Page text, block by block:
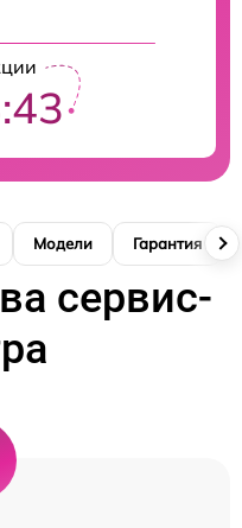
Модели Гарантия
сервис-